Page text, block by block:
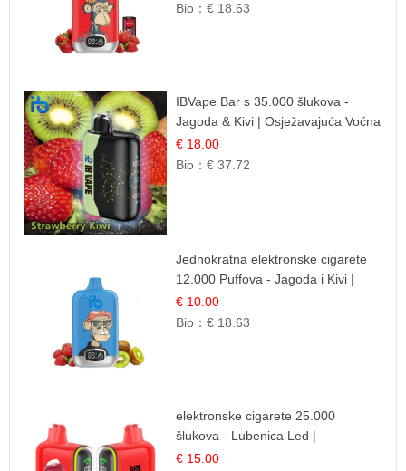
Bio：€ 18.63
IBVape Bar s 35.000 šlukova -
Jagoda & Kivi | Osježavajuća Voćna
Mješavina
€ 18.00
Bio：€ 37.72
Jednokratna elektronske cigarete
12.000 Puffova - Jagoda i Kivi |
Sočna Voćna Kombinacija
€ 10.00
Bio：€ 18.63
elektronske cigarete 25.000
šlukova - Lubenica Led |
Osježavajući Ljetni Okus
€ 15.00